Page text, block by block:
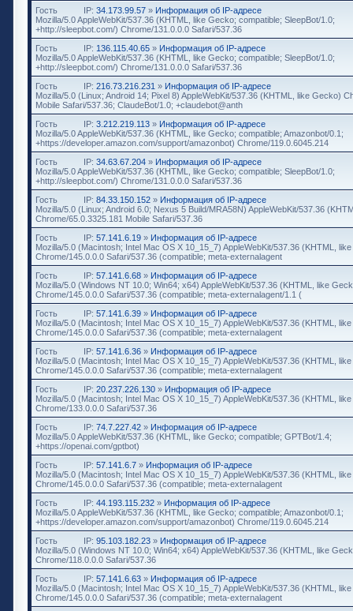
Гость IP: 34.173.99.57 » Информация об IP-адресе
Mozilla/5.0 AppleWebKit/537.36 (KHTML, like Gecko; compatible; SleepBot/1.0;
+http://sleepbot.com/) Chrome/131.0.0.0 Safari/537.36
Гость
IP: 136.115.40.65 » Информация об IP-адресе
Mozilla/5.0 AppleWebKit/537.36 (KHTML, like Gecko; compatible; SleepBot/1.0;
+http://sleepbot.com/) Chrome/131.0.0.0 Safari/537.36
Гость
IP: 216.73.216.231 » Информация об IP-адресе
Mozilla/5.0 (Linux; Android 14; Pixel 8) AppleWebKit/537.36 (KHTML, like Gecko)
Mobile Safari/537.36; ClaudeBot/1.0; +claudebot@anth
Гость
IP: 3.212.219.113 » Информация об IP-адресе
Mozilla/5.0 AppleWebKit/537.36 (KHTML, like Gecko; compatible; Amazonbot/0.1;
+https://developer.amazon.com/support/amazonbot) Chrome/119.0.6045.214
Гость
IP: 34.63.67.204 » Информация об IP-адресе
Mozilla/5.0 AppleWebKit/537.36 (KHTML, like Gecko; compatible; SleepBot/1.0;
+http://sleepbot.com/) Chrome/131.0.0.0 Safari/537.36
Гость
IP: 84.33.150.152 » Информация об IP-адресе
Mozilla/5.0 (Linux; Android 6.0; Nexus 5 Build/MRA58N) AppleWebKit/537.36
Chrome/65.0.3325.181 Mobile Safari/537.36
Гость
IP: 57.141.6.19 » Информация об IP-адресе
Mozilla/5.0 (Macintosh; Intel Mac OS X 10_15_7) AppleWebKit/537.36 (KHTML,
Chrome/145.0.0.0 Safari/537.36 (compatible; meta-externalagent
Гость
IP: 57.141.6.68 » Информация об IP-адресе
Mozilla/5.0 (Windows NT 10.0; Win64; x64) AppleWebKit/537.36 (KHTML, like
Chrome/145.0.0.0 Safari/537.36 (compatible; meta-externalagent/1.1 (
Гость
IP: 57.141.6.39 » Информация об IP-адресе
Mozilla/5.0 (Macintosh; Intel Mac OS X 10_15_7) AppleWebKit/537.36 (KHTML,
Chrome/145.0.0.0 Safari/537.36 (compatible; meta-externalagent
Гость
IP: 57.141.6.36 » Информация об IP-адресе
Mozilla/5.0 (Macintosh; Intel Mac OS X 10_15_7) AppleWebKit/537.36 (KHTML,
Chrome/145.0.0.0 Safari/537.36 (compatible; meta-externalagent
Гость
IP: 20.237.226.130 » Информация об IP-адресе
Mozilla/5.0 (Macintosh; Intel Mac OS X 10_15_7) AppleWebKit/537.36 (KHTML,
Chrome/133.0.0.0 Safari/537.36
Гость
IP: 74.7.227.42 » Информация об IP-адресе
Mozilla/5.0 AppleWebKit/537.36 (KHTML, like Gecko; compatible; GPTBot/1.4;
+https://openai.com/gptbot)
Гость
IP: 57.141.6.7 » Информация об IP-адресе
Mozilla/5.0 (Macintosh; Intel Mac OS X 10_15_7) AppleWebKit/537.36 (KHTML,
Chrome/145.0.0.0 Safari/537.36 (compatible; meta-externalagent
Гость
IP: 44.193.115.232 » Информация об IP-адресе
Mozilla/5.0 AppleWebKit/537.36 (KHTML, like Gecko; compatible; Amazonbot/0.1;
+https://developer.amazon.com/support/amazonbot) Chrome/119.0.6045.214
Гость
IP: 95.103.182.23 » Информация об IP-адресе
Mozilla/5.0 (Windows NT 10.0; Win64; x64) AppleWebKit/537.36 (KHTML, like
Chrome/118.0.0.0 Safari/537.36
Гость
IP: 57.141.6.63 » Информация об IP-адресе
Mozilla/5.0 (Macintosh; Intel Mac OS X 10_15_7) AppleWebKit/537.36 (KHTML,
Chrome/145.0.0.0 Safari/537.36 (compatible; meta-externalagent